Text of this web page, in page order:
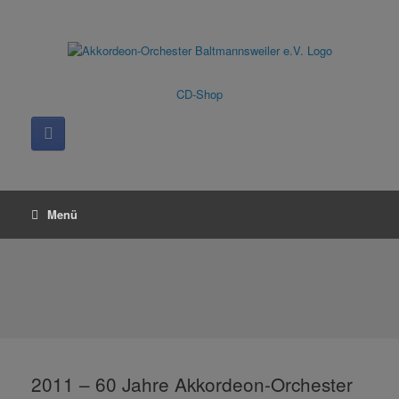
CD-Shop
Menü
2011 – 60 Jahre Akkordeon-Orchester